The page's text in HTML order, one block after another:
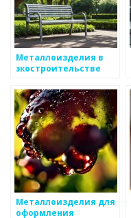
Металлоизделия в
экостроительстве
Металлоизделия для
оформления